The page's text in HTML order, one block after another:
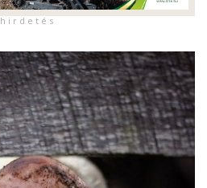
h i r d e t é s